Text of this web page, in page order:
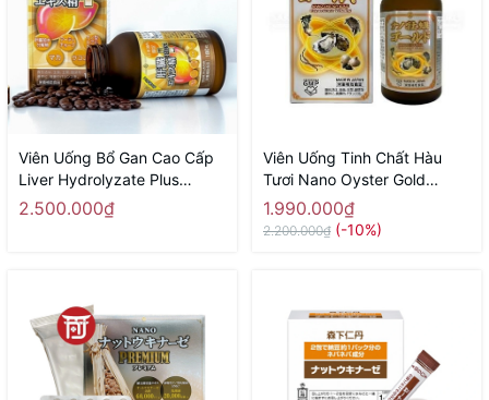
Viên Uống Bổ Gan Cao Cấp
Liver Hydrolyzate Plus
NICHIEI BUSSAN 180 Viên -
Hàng Nhật chính hãng
2.500.000₫
Viên Uống Tinh Chất Hàu
Tươi Nano Oyster Gold
NICHIEI BUSSAN 120 Viên -
Hàng Nhật chính hãng
1.990.000₫
2.200.000₫ (-10%)